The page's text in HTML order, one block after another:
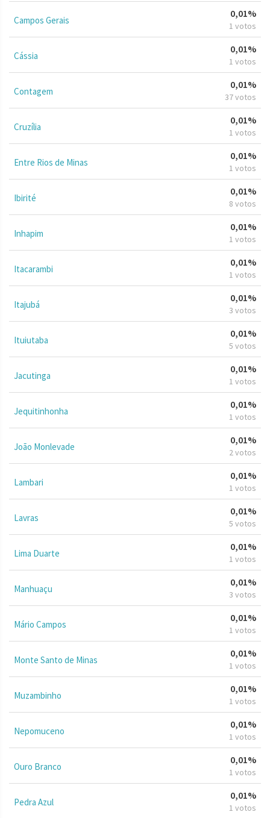
Campos Gerais
0,01%
1 votos
Cássia
0,01%
1 votos
Contagem
0,01%
37 votos
Cruzília
0,01%
1 votos
Entre Rios de Minas
0,01%
1 votos
Ibirité
0,01%
8 votos
Inhapim
0,01%
1 votos
Itacarambi
0,01%
1 votos
Itajubá
0,01%
3 votos
Ituiutaba
0,01%
5 votos
Jacutinga
0,01%
1 votos
Jequitinhonha
0,01%
1 votos
João Monlevade
0,01%
2 votos
Lambari
0,01%
1 votos
Lavras
0,01%
5 votos
Lima Duarte
0,01%
1 votos
Manhuaçu
0,01%
3 votos
Mário Campos
0,01%
1 votos
Monte Santo de Minas
0,01%
1 votos
Muzambinho
0,01%
1 votos
Nepomuceno
0,01%
1 votos
Ouro Branco
0,01%
1 votos
Pedra Azul
0,01%
1 votos